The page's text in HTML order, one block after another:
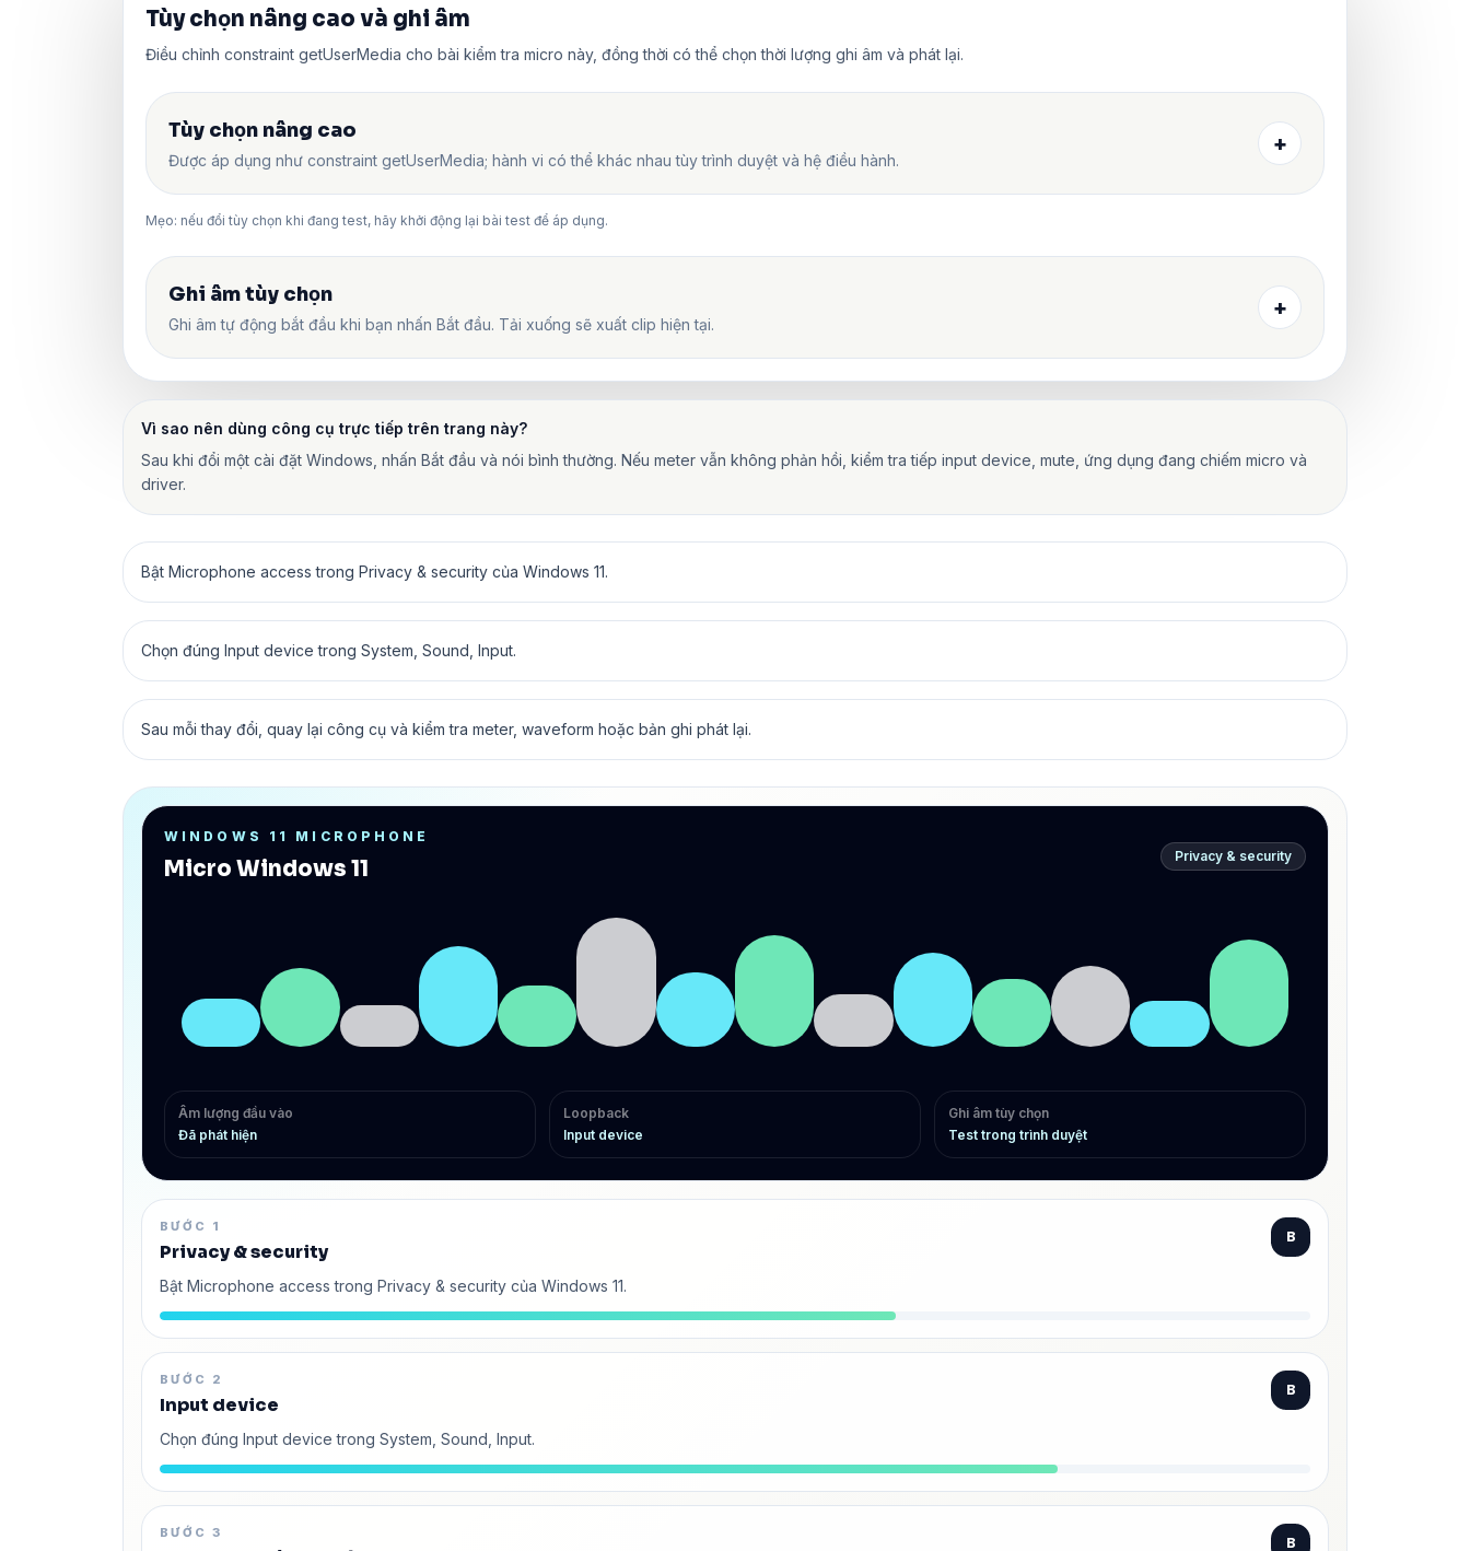
Tùy chọn nâng cao và ghi âm
Điều chỉnh constraint getUserMedia cho bài kiểm tra micro này, đồng thời có thể chọn thời lượng ghi âm và phát lại.
Tùy chọn nâng cao
Được áp dụng như constraint getUserMedia; hành vi có thể khác nhau tùy trình duyệt và hệ điều hành.
+
Mẹo: nếu đổi tùy chọn khi đang test, hãy khởi động lại bài test để áp dụng.
Ghi âm tùy chọn
Ghi âm tự động bắt đầu khi bạn nhấn Bắt đầu. Tải xuống sẽ xuất clip hiện tại.
+
Vì sao nên dùng công cụ trực tiếp trên trang này?
Sau khi đổi một cài đặt Windows, nhấn Bắt đầu và nói bình thường. Nếu meter vẫn không phản hồi, kiểm tra tiếp input device, mute, ứng dụng đang chiếm micro và
driver.
Bật Microphone access trong Privacy & security của Windows 11.
Chọn đúng Input device trong System, Sound, Input.
Sau mỗi thay đổi, quay lại công cụ và kiểm tra meter, waveform hoặc bản ghi phát lại.
WINDOWS 11 MICROPHONE
Micro Windows 11 Privacy & security
Âm lượng đầu vào
Đã phát hiện
Loopback
Input device
Ghi âm tùy chọn
Test trong trình duyệt
BƯỚC 1
Privacy & security
B
Bật Microphone access trong Privacy & security của Windows 11.
BƯỚC 2
Input device
B
Chọn đúng Input device trong System, Sound, Input.
BƯỚC 3
B